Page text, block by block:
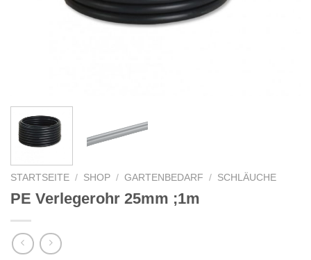
STARTSEITE / SHOP / GARTENBEDARF / SCHLÄUCHE
PE Verlegerohr 25mm ;1m